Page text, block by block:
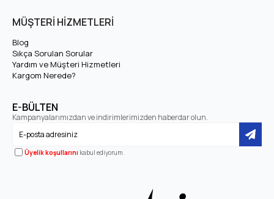
MÜŞTERİ HİZMETLERİ
Blog
Sıkça Sorulan Sorular
Yardım ve Müşteri Hizmetleri
Kargom Nerede?
E-BÜLTEN
Kampanyalarımızdan ve indirimlerimizden haberdar olun.
Üyelik koşullarını kabul ediyorum.